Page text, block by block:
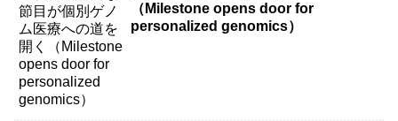
（Milestone opens door for
personalized genomics）